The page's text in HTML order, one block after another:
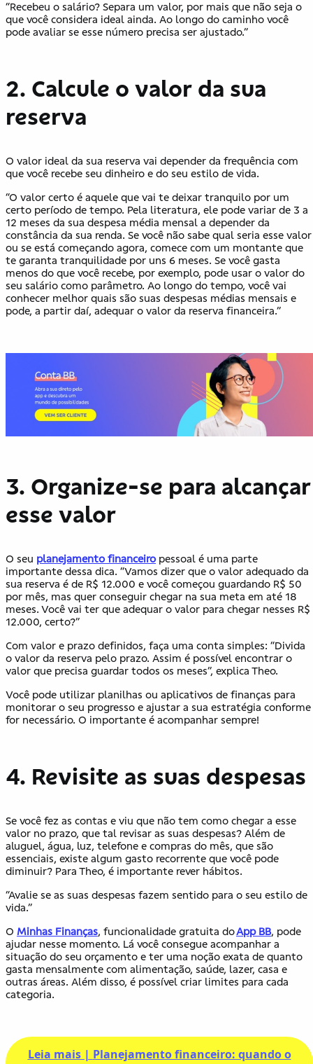
“Recebeu o salário? Separa um valor, por mais que não seja o
que você considera ideal ainda. Ao longo do caminho você
pode avaliar se esse número precisa ser ajustado.”
2. Calcule o valor da sua
reserva
O valor ideal da sua reserva vai depender da frequência com
que você recebe seu dinheiro e do seu estilo de vida.
“O valor certo é aquele que vai te deixar tranquilo por um
certo período de tempo. Pela literatura, ele pode variar de 3 a
12 meses da sua despesa média mensal a depender da
constância da sua renda. Se você não sabe qual seria esse valor
ou se está começando agora, comece com um montante que
te garanta tranquilidade por uns 6 meses. Se você gasta
menos do que você recebe, por exemplo, pode usar o valor do
seu salário como parâmetro. Ao longo do tempo, você vai
conhecer melhor quais são suas despesas médias mensais e
pode, a partir daí, adequar o valor da reserva financeira.”
3. Organize-se para alcançar
esse valor
O seu planejamento financeiropessoal é uma parte
importante dessa dica. “Vamos dizer que o valor adequado da
sua reserva é de R$ 12.000 e você começou guardando R$ 50
por mês, mas quer conseguir chegar na sua meta em até 18
meses. Você vai ter que adequar o valor para chegar nesses R$
12.000, certo?”
Com valor e prazo definidos, faça uma conta simples: “Divida
o valor da reserva pelo prazo. Assim é possível encontrar o
valor que precisa guardar todos os meses”, explica Theo.
Você pode utilizar planilhas ou aplicativos de finanças para
monitorar o seu progresso e ajustar a sua estratégia conforme
for necessário. O importante é acompanhar sempre!
4. Revisite as suas despesas
Se você fez as contas e viu que não tem como chegar a esse
valor no prazo, que tal revisar as suas despesas? Além de
aluguel, água, luz, telefone e compras do mês, que são
essenciais, existe algum gasto recorrente que você pode
diminuir? Para Theo, é importante rever hábitos.
“Avalie se as suas despesas fazem sentido para o seu estilo de
vida.”
O Minhas Finanças, funcionalidade gratuita doApp BB, pode
ajudar nesse momento. Lá você consegue acompanhar a
situação do seu orçamento e ter uma noção exata de quanto
gasta mensalmente com alimentação, saúde, lazer, casa e
outras áreas. Além disso, é possível criar limites para cada
categoria.
Leia mais | Planejamento financeiro: quando o